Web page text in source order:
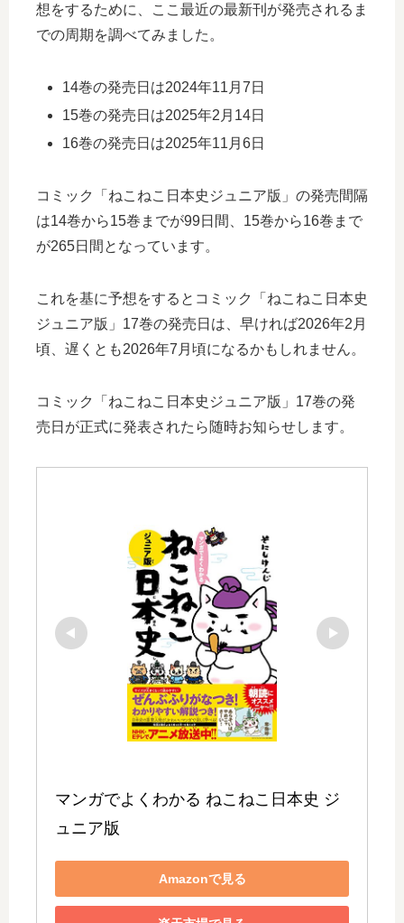
想をするために、ここ最近の最新刊が発売されるま
での周期を調べてみました。
14巻の発売日は2024年11月7日
15巻の発売日は2025年2月14日
16巻の発売日は2025年11月6日
コミック「ねこねこ日本史ジュニア版」の発売間隔
は14巻から15巻までが99日間、15巻から16巻まで
が265日間となっています。
これを基に予想をするとコミック「ねこねこ日本史
ジュニア版」17巻の発売日は、早ければ2026年2月
頃、遅くとも2026年7月頃になるかもしれません。
コミック「ねこねこ日本史ジュニア版」17巻の発
売日が正式に発表されたら随時お知らせします。
マンガでよくわかる ねこねこ日本史 ジ
ュニア版
Amazonで見る